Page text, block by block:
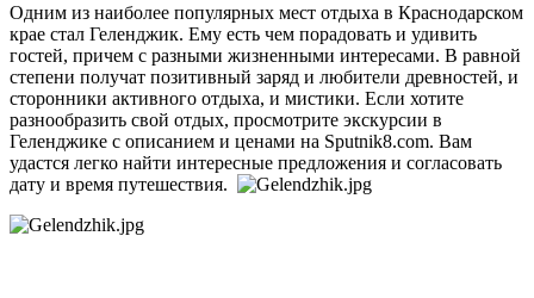
Одним из наиболее популярных мест отдыха в Краснодарском
крае стал Геленджик. Ему есть чем порадовать и удивить
гостей, причем с разными жизненными интересами. В равной
степени получат позитивный заряд и любители древностей, и
сторонники активного отдыха, и мистики. Если хотите
разнообразить свой отдых, просмотрите экскурсии в
Геленджике с описанием и ценами на Sputnik8.com. Вам
удастся легко найти интересные предложения и согласовать
дату и время путешествия.